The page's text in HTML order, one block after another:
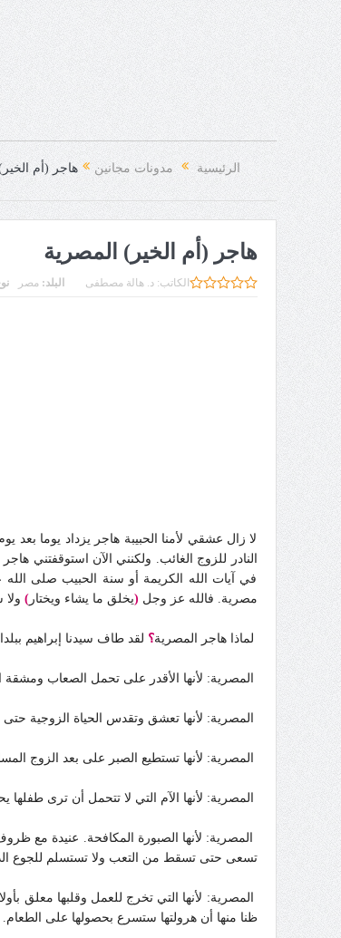
الرئيسية مدونات مجانين هاجر (أم
هاجر (أم الخير) المصرية
الكاتب:د. هالة مصطفى البلد: مصر
لا زال عشقي لأمنا الحبيبة هاجر يزداد يوما
النادر للزوج الغائب. ولكنني الآن استوقفتني هاجر
في آيات الله الكريمة أو سنة الحبيب صلى الله
مصرية. فالله عز وجل (يخلق ما يشاء ويختار)
لماذا هاجر المصرية؟ لقد طاف سيدنا إبراهيم
المصرية: لأنها الأقدر على تحمل الصعاب ومشقة
المصرية: لأنها تعشق وتقدس الحياة الزوجية
المصرية: لأنها تستطيع الصبر على بعد الزوج
المصرية: لأنها الآم التي لا تتحمل أن ترى
المصرية: لأنها الصبورة المكافحة. عنيدة مع
تسعى حتى تسقط من التعب ولا تستسلم للجوع
المصرية: لأنها التي تخرج للعمل وقلبها معلق
ظنا منها أن هرولتها ستسرع بحصولها على الطعام.